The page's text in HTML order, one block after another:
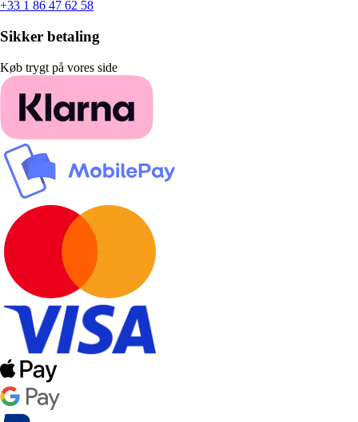
+33 1 86 47 62 58
Sikker betaling
Køb trygt på vores side